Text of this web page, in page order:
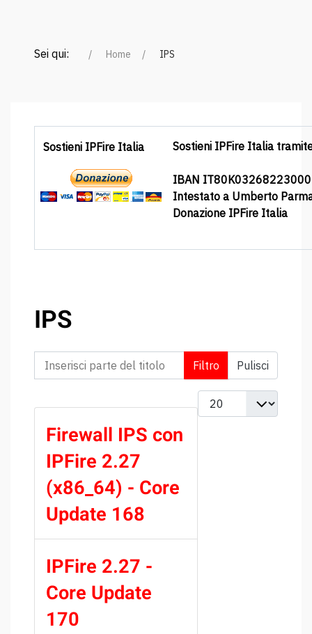
Sei qui: Home IPS
Sostieni IPFire Italia Sostieni IPFire Italia
IBAN
Intestato a Umberto
Donazione IPFire Italia
IPS
Inserisci parte del titolo Filtro Pulisci
Visualizza #
Firewall IPS con
IPFire 2.27
(x86_64) - Core
Update 168
IPFire 2.27 -
Core Update
170